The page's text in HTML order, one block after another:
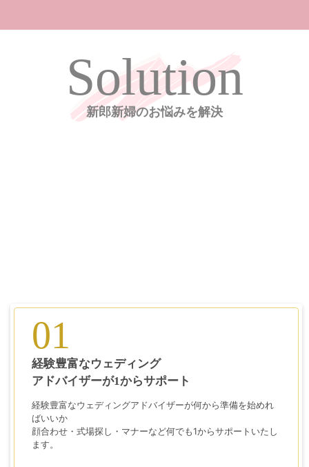
Solution
新郎新婦のお悩みを解決
01
経験豊富なウェディング
アドバイザーが1からサポート
経験豊富なウェディングアドバイザーが何から準備を始めれ
ばいいか
顔合わせ・式場探し・マナーなど何でも1からサポートいたし
ます。